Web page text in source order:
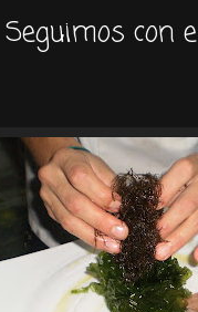
Seguimos con